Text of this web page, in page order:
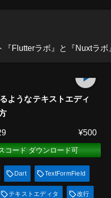
Flutterラボ』と『Nuxtラ
13min
ようなテキストエディ
¥500
コード ダウンロード可
Dart TextFormField
テキストエディタ 改行